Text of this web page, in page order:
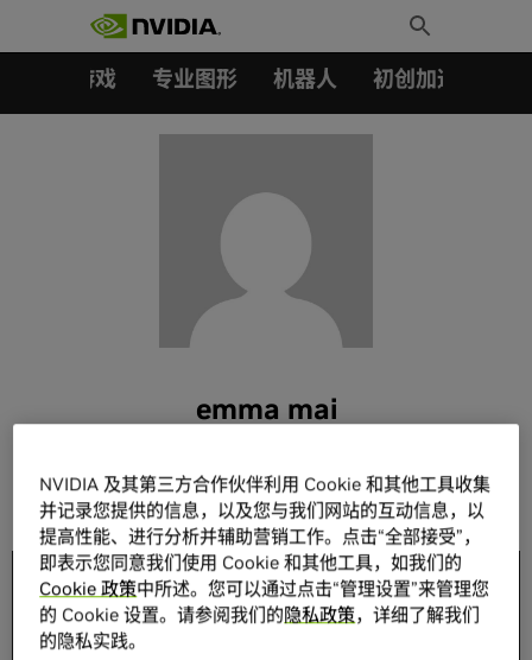
Toggle
Search
游戏 专业图形 机器人 初创加速会员成
emma mai
NVIDIA 及其第三方合作伙伴利用 Cookie 和其他工具收集
并记录您提供的信息，以及您与我们网站的互动信息，以
提高性能、进行分析并辅助营销工作。点击“全部接受”，
即表示您同意我们使用 Cookie 和其他工具，如我们的
Cookie 政策中所述。您可以通过点击“管理设置”来管理您
的 Cookie 设置。请参阅我们的隐私政策，详细了解我们
的隐私实践。